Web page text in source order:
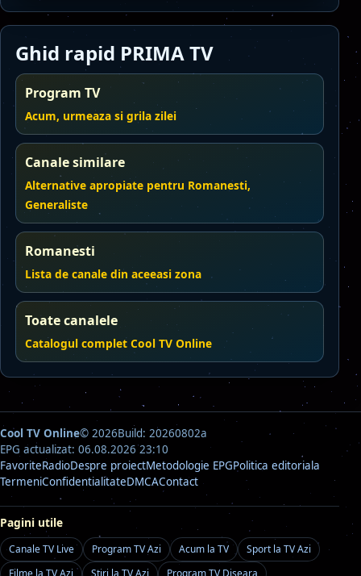
Ghid rapid PRIMA TV
Program TV
Acum, urmeaza si grila zilei
Canale similare
Alternative apropiate pentru Romanesti,
Generaliste
Romanesti
Lista de canale din aceeasi zona
Toate canalele
Catalogul complet Cool TV Online
Cool TV Online© 2026Build: 20260802a
EPG actualizat: 06.08.2026 23:10
FavoriteRadioDespre proiectMetodologie EPGPolitica editoriala
TermeniConfidentialitateDMCAContact
Pagini utile
Canale TV Live Program TV Azi Acum la TV
Sport la TV Azi
Filme la TV Azi
Stiri la TV Azi Program TV Diseara